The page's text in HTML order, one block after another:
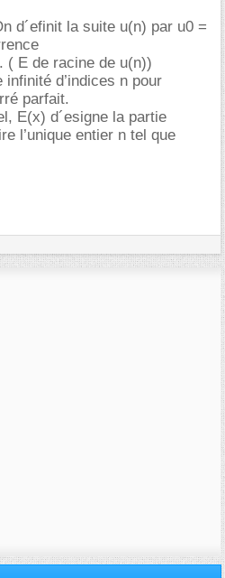
d´efinit la suite u(n) par u0 =
( E de racine de u(n))
infinité d’indices n pour
parfait.
E(x) d´esigne la partie
l’unique entier n tel que